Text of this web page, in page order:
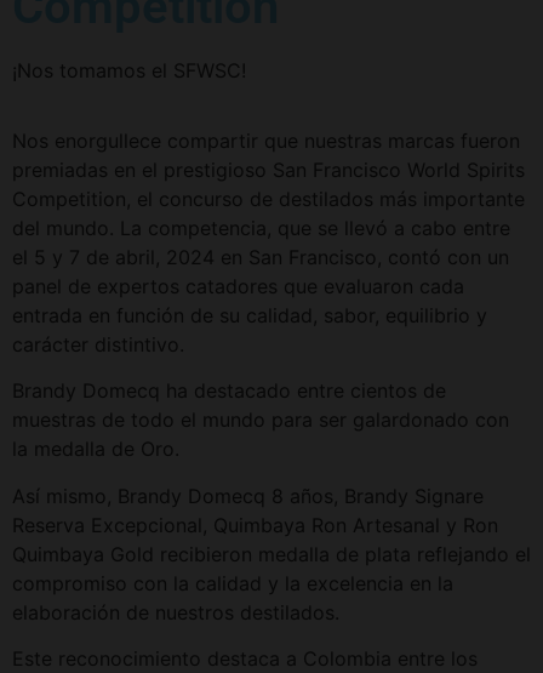
¡Nos tomamos el SFWSC!
Nos enorgullece compartir que nuestras marcas fueron
premiadas en el prestigioso San Francisco World Spirits
Competition, el concurso de destilados más importante
del mundo. La competencia, que se llevó a cabo entre
el 5 y 7 de abril, 2024 en San Francisco, contó con un
panel de expertos catadores que evaluaron cada
entrada en función de su calidad, sabor, equilibrio y
carácter distintivo.
Brandy Domecq ha destacado entre cientos de
muestras de todo el mundo para ser galardonado con
la medalla de Oro.
Así mismo, Brandy Domecq 8 años, Brandy Signare
Reserva Excepcional, Quimbaya Ron Artesanal y Ron
Quimbaya Gold recibieron medalla de plata reflejando el
compromiso con la calidad y la excelencia en la
elaboración de nuestros destilados.
Este reconocimiento destaca a Colombia entre los